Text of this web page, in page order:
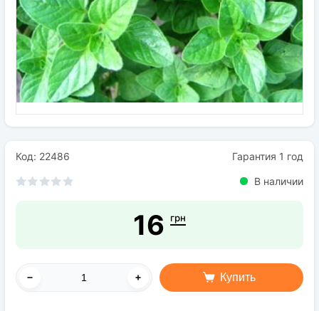
Семена
Удобрения
Код: 22486 Гарантия 1 год
В наличии
16 грн
Купить